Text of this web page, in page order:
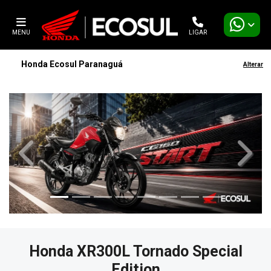
MENU LIGAR
Honda Ecosul Paranaguá Alterar
templates.template-
Honda XR300L Tornado Special